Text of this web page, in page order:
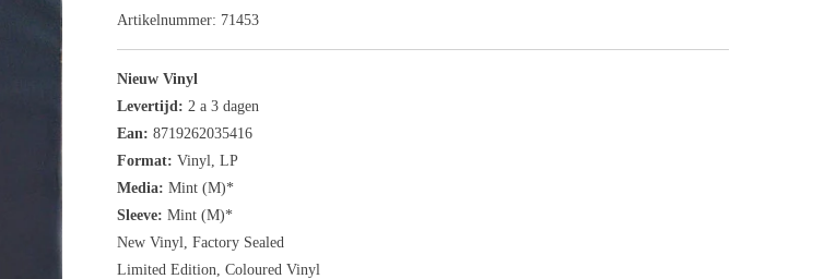
Artikelnummer: 71453
Nieuw Vinyl
Levertijd: 2 a 3 dagen
Ean: 8719262035416
Format: Vinyl, LP
Media: Mint (M)*
Sleeve: Mint (M)*
New Vinyl, Factory Sealed
Limited Edition, Coloured Vinyl